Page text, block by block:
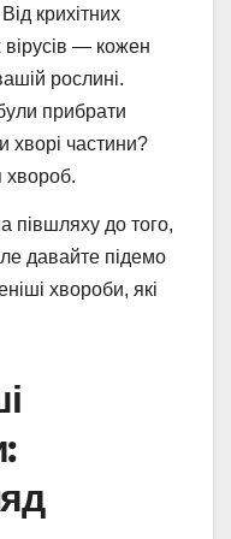
Від крихітних
вірусів — кожен
рослині.
прибрати
хворі частини?
хвороб.
півшляху до того,
давайте підемо
хвороби, які